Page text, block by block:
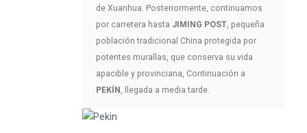
de Xuanhua. Posteriormente, continuamos
por carretera hasta JIMING POST, pequeña
población tradicional China protegida por
potentes murallas, que conserva su vida
apacible y provinciana, Continuación a
PEKÍN , llegada a media tarde.